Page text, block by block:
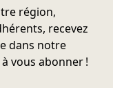
région,
recevez
dans notre
vous abonner !